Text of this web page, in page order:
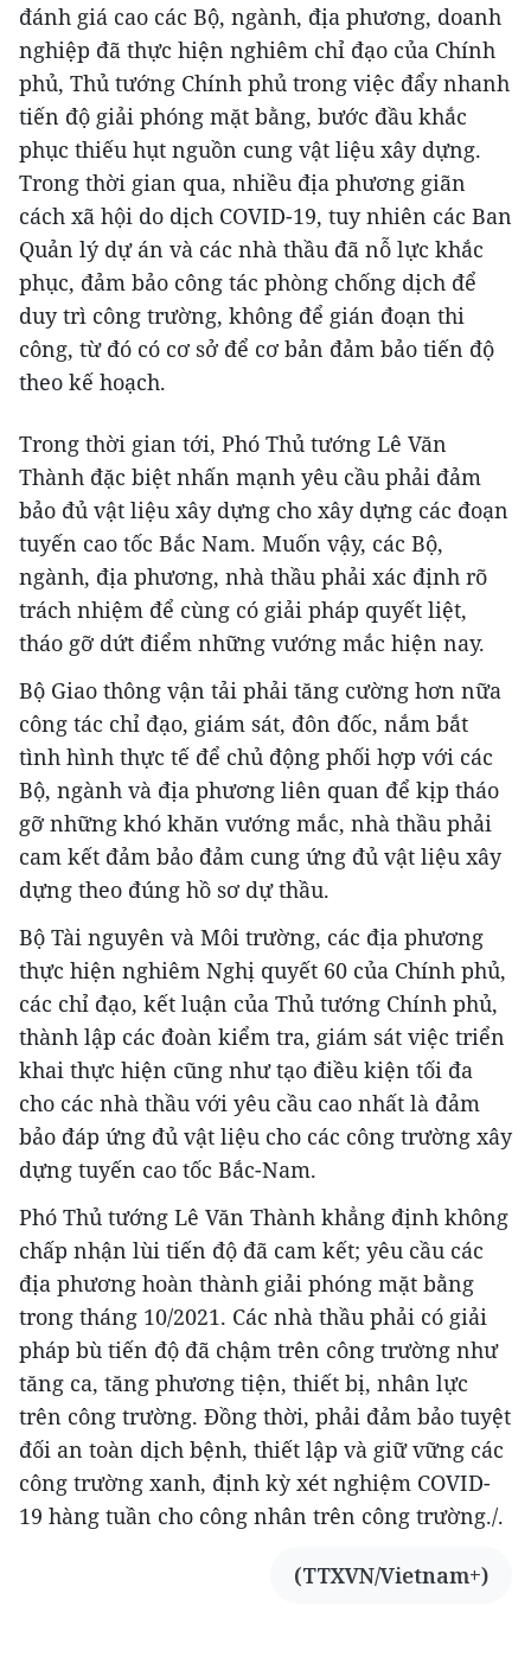
đánh giá cao các Bộ, ngành, địa phương, doanh
nghiệp đã thực hiện nghiêm chỉ đạo của Chính
phủ, Thủ tướng Chính phủ trong việc đẩy nhanh
tiến độ giải phóng mặt bằng, bước đầu khắc
phục thiếu hụt nguồn cung vật liệu xây dựng.
Trong thời gian qua, nhiều địa phương giãn
cách xã hội do dịch COVID-19, tuy nhiên các Ban
Quản lý dự án và các nhà thầu đã nỗ lực khắc
phục, đảm bảo công tác phòng chống dịch để
duy trì công trường, không để gián đoạn thi
công, từ đó có cơ sở để cơ bản đảm bảo tiến độ
theo kế hoạch.
Trong thời gian tới, Phó Thủ tướng Lê Văn
Thành đặc biệt nhấn mạnh yêu cầu phải đảm
bảo đủ vật liệu xây dựng cho xây dựng các đoạn
tuyến cao tốc Bắc Nam. Muốn vậy, các Bộ,
ngành, địa phương, nhà thầu phải xác định rõ
trách nhiệm để cùng có giải pháp quyết liệt,
tháo gỡ dứt điểm những vướng mắc hiện nay.
Bộ Giao thông vận tải phải tăng cường hơn nữa
công tác chỉ đạo, giám sát, đôn đốc, nắm bắt
tình hình thực tế để chủ động phối hợp với các
Bộ, ngành và địa phương liên quan để kịp tháo
gỡ những khó khăn vướng mắc, nhà thầu phải
cam kết đảm bảo đảm cung ứng đủ vật liệu xây
dựng theo đúng hồ sơ dự thầu.
Bộ Tài nguyên và Môi trường, các địa phương
thực hiện nghiêm Nghị quyết 60 của Chính phủ,
các chỉ đạo, kết luận của Thủ tướng Chính phủ,
thành lập các đoàn kiểm tra, giám sát việc triển
khai thực hiện cũng như tạo điều kiện tối đa
cho các nhà thầu với yêu cầu cao nhất là đảm
bảo đáp ứng đủ vật liệu cho các công trường xây
dựng tuyến cao tốc Bắc-Nam.
Phó Thủ tướng Lê Văn Thành khẳng định không
chấp nhận lùi tiến độ đã cam kết; yêu cầu các
địa phương hoàn thành giải phóng mặt bằng
trong tháng 10/2021. Các nhà thầu phải có giải
pháp bù tiến độ đã chậm trên công trường như
tăng ca, tăng phương tiện, thiết bị, nhân lực
trên công trường. Đồng thời, phải đảm bảo tuyệt
đối an toàn dịch bệnh, thiết lập và giữ vững các
công trường xanh, định kỳ xét nghiệm COVID-
19 hàng tuần cho công nhân trên công trường./.
(TTXVN/Vietnam+)